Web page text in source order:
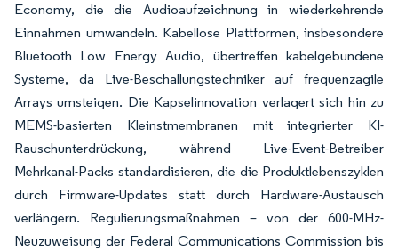
Economy, die die Audioaufzeichnung in wiederkehrende
Einnahmen umwandeln. Kabellose Plattformen, insbesondere
Bluetooth Low Energy Audio, übertreffen kabelgebundene
Systeme, da Live-Beschallungstechniker auf frequenzagile
Arrays umsteigen. Die Kapselinnovation verlagert sich hin zu
MEMS-basierten Kleinstmembranen mit integrierter KI-
Rauschunterdrückung, während Live-Event-Betreiber
Mehrkanal-Packs standardisieren, die die Produktlebenszyklen
durch Firmware-Updates statt durch Hardware-Austausch
verlängern. Regulierungsmaßnahmen – von der 600-MHz-
Neuzuweisung der Federal Communications Commission bis